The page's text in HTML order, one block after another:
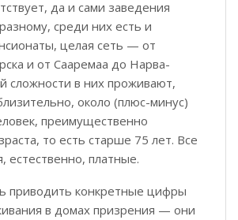
да и сами заведения
среди них есть и
целая сеть — от
и от Сааремаа до Нарва-
сложности в них проживают,
около (плюс-минус)
преимущественно
то есть старше 75 лет. Все
естественно, платные.
приводить конкретные цифры
в домах призрения — они